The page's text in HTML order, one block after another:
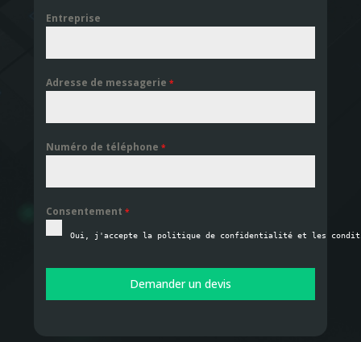
Entreprise
Adresse de messagerie*
Numéro de téléphone*
Consentement*
Oui, j'accepte la politique de confidentialité et les
Demander un devis